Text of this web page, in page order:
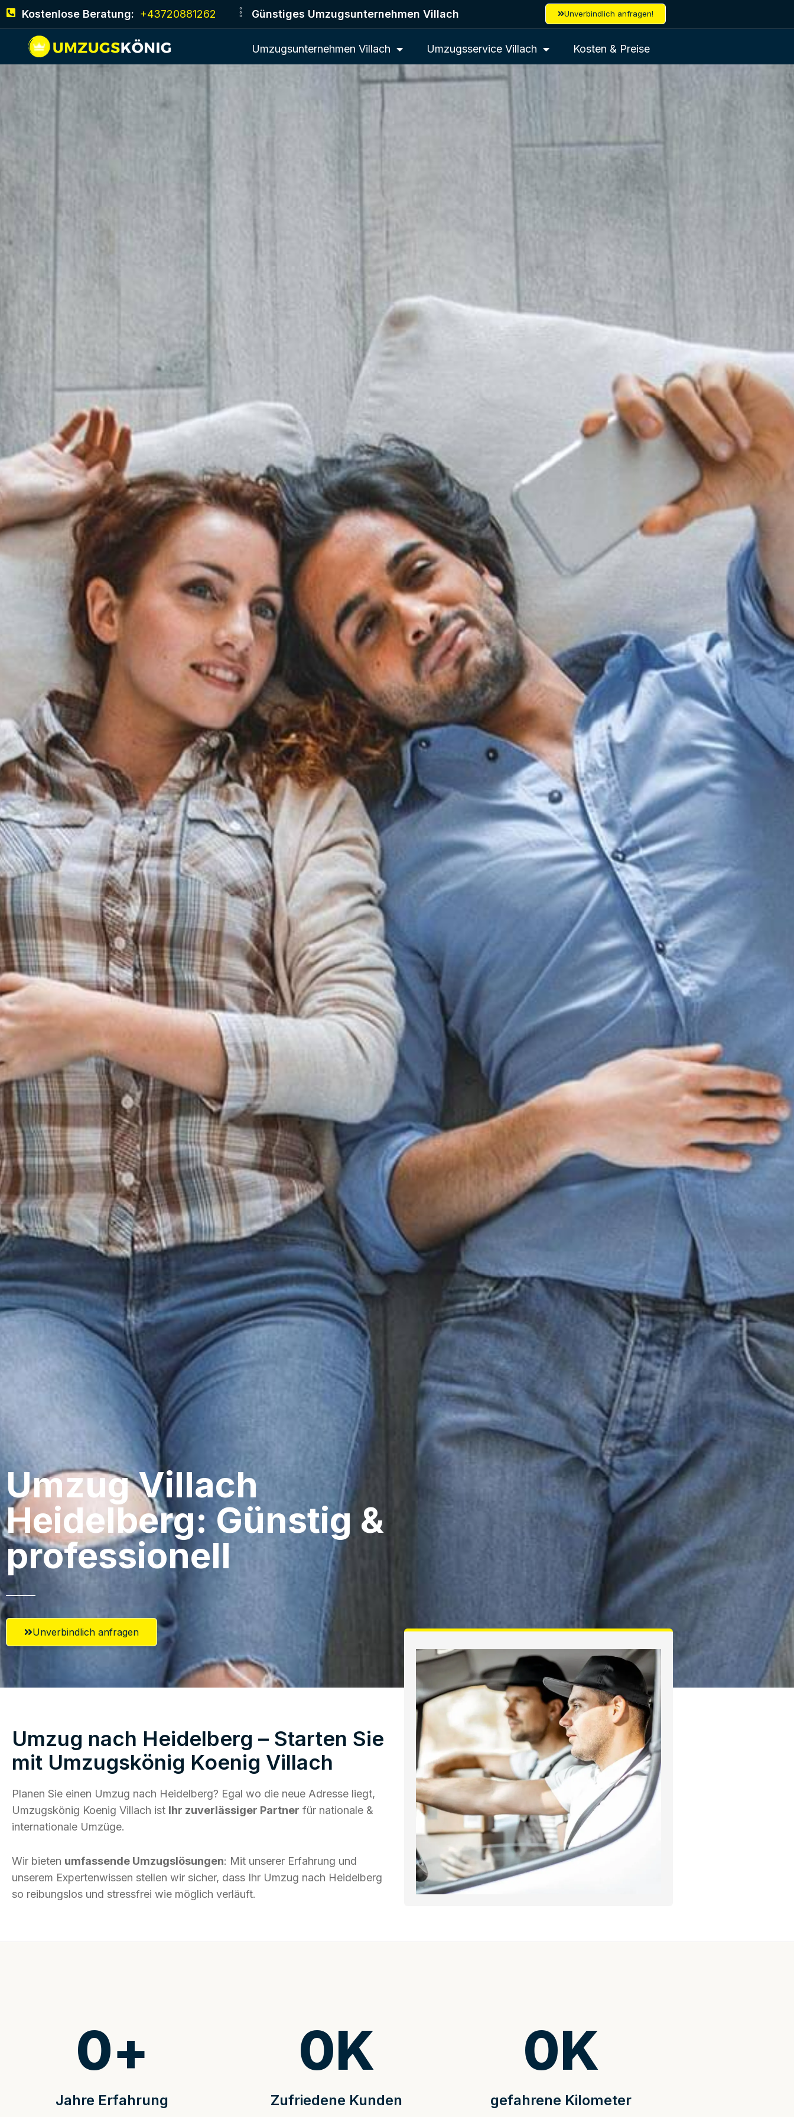
Kostenlose Beratung: +43720881262 Günstiges Umzugsunternehmen Villach Unverbindlich anfragen!
Umzugsunternehmen Villach Umzugsservice Villach Kosten & Preise
Umzug Villach​
Heidelberg: Günstig &
professionell​
Unverbindlich anfragen
Umzug nach Heidelberg – Starten Sie
mit Umzugskönig Koenig Villach
Planen Sie einen Umzug nach Heidelberg? Egal wo die neue Adresse liegt,
Umzugskönig Koenig Villach ist Ihr zuverlässiger Partner für nationale &
internationale Umzüge.
Wir bieten umfassende Umzugslösungen: Mit unserer Erfahrung und
unserem Expertenwissen stellen wir sicher, dass Ihr Umzug nach Heidelberg
so reibungslos und stressfrei wie möglich verläuft.
Jahre Erfahrung
0+
Zufriedene Kunden
0K
gefahrene Kilometer
0K